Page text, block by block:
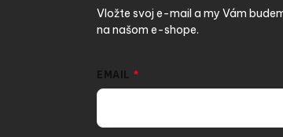
Vložte svoj e-mail a my Vám
na našom e-shope.
EMAIL